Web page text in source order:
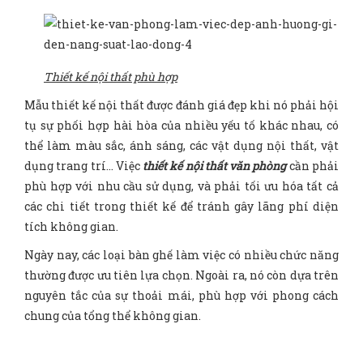
Thiết kế nội thất phù hợp
Mẫu thiết kế nội thất được đánh giá đẹp khi nó phải hội
tụ sự phối hợp hài hòa của nhiều yếu tố khác nhau, có
thể làm màu sắc, ánh sáng, các vật dụng nội thất, vật
dụng trang trí… Việc thiết kế nội thất văn phòngcần phải
phù hợp với nhu cầu sử dụng, và phải tối ưu hóa tất cả
các chi tiết trong thiết kế để tránh gây lãng phí diện
tích không gian.
Ngày nay, các loại bàn ghế làm việc có nhiều chức năng
thường được ưu tiên lựa chọn. Ngoài ra, nó còn dựa trên
nguyên tắc của sự thoải mái, phù hợp với phong cách
chung của tổng thể không gian.